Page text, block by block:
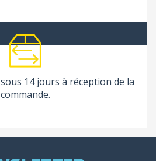
sous 14 jours à réception de la
commande.